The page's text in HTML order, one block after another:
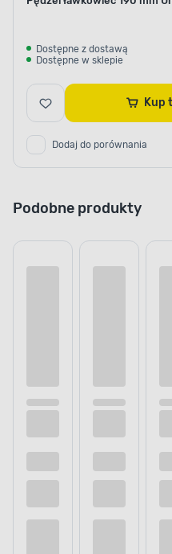
Dostępne z dostawą
Dostępne w sklepie
Dodaj do porównania
Podobne produkty